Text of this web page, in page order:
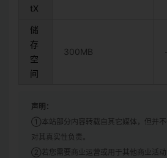
tX
储
存
空
间
300MB
声明：
①本站部分内容转载自其它媒体，但并不
对其真实性负责。
②若您需要商业运营或用于其他商业活动